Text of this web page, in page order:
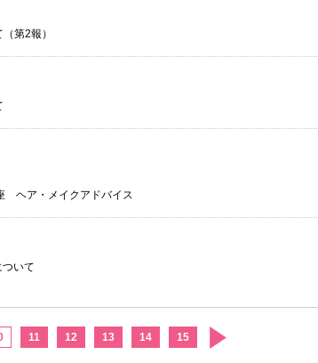
第2報）
ヘア・メイクアドバイス
いて
11 12 13 14 15